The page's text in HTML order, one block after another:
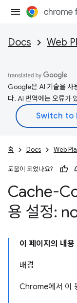
Docs Web
Google은 AI 기술을 사
다. AI 번역에는 오류가
홈 Docs Web
도움이 되었나요?
Cache-
용 설정:
이 페이지의 내용
배경
Chrome에서 이